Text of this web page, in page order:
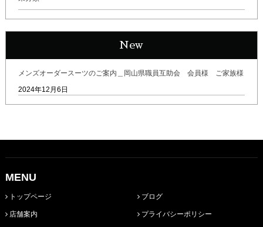
New
メンズオーダースーツのご案内＿岡山県職員互助会 会員様 ご家族様
2024年12月6日
MENU
トップページ
店舗案内
ブログ
プライバシーポリシー